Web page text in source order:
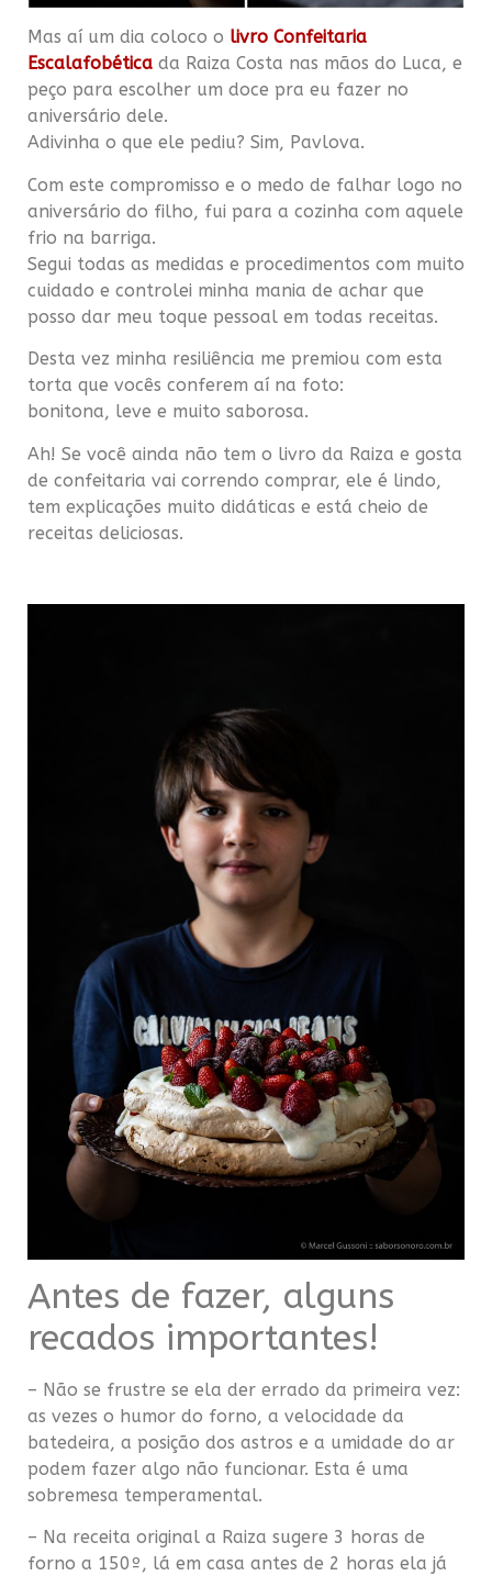
Mas aí um dia coloco o livro Confeitaria
Escalafobética da Raiza Costa nas mãos do Luca, e
peço para escolher um doce pra eu fazer no
aniversário dele.
Adivinha o que ele pediu? Sim, Pavlova.
Com este compromisso e o medo de falhar logo no
aniversário do filho, fui para a cozinha com aquele
frio na barriga.
Segui todas as medidas e procedimentos com muito
cuidado e controlei minha mania de achar que
posso dar meu toque pessoal em todas receitas.
Desta vez minha resiliência me premiou com esta
torta que vocês conferem aí na foto:
bonitona, leve e muito saborosa.
Ah! Se você ainda não tem o livro da Raiza e gosta
de confeitaria vai correndo comprar, ele é lindo,
tem explicações muito didáticas e está cheio de
receitas deliciosas.
Antes de fazer, alguns
recados importantes!
– Não se frustre se ela der errado da primeira vez:
as vezes o humor do forno, a velocidade da
batedeira, a posição dos astros e a umidade do ar
podem fazer algo não funcionar. Esta é uma
sobremesa temperamental.
– Na receita original a Raiza sugere 3 horas de
forno a 150º, lá em casa antes de 2 horas ela já